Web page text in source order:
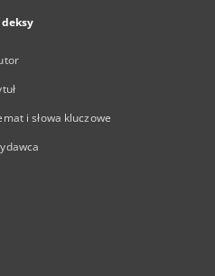
i słowa kluczowe